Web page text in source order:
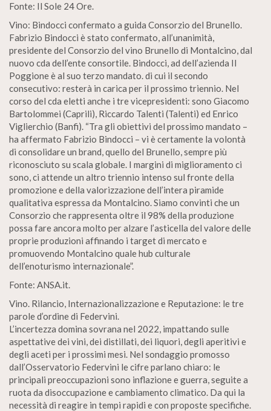
Fonte: Il Sole 24 Ore.
Vino: Bindocci confermato a guida Consorzio del Brunello.
Fabrizio Bindocci è stato confermato, all’unanimità,
presidente del Consorzio del vino Brunello di Montalcino, dal
nuovo cda dell’ente consortile. Bindocci, ad dell’azienda Il
Poggione è al suo terzo mandato. di cui il secondo
consecutivo: resterà in carica per il prossimo triennio. Nel
corso del cda eletti anche i tre vicepresidenti: sono Giacomo
Bartolommei (Caprili), Riccardo Talenti (Talenti) ed Enrico
Viglierchio (Banfi). “Tra gli obiettivi del prossimo mandato –
ha affermato Fabrizio Bindocci – vi è certamente la volontà
di consolidare un brand, quello del Brunello, sempre più
riconosciuto su scala globale. I margini di miglioramento ci
sono, ci attende un altro triennio intenso sul fronte della
promozione e della valorizzazione dell’intera piramide
qualitativa espressa da Montalcino. Siamo convinti che un
Consorzio che rappresenta oltre il 98% della produzione
possa fare ancora molto per alzare l’asticella del valore delle
proprie produzioni affinando i target di mercato e
promuovendo Montalcino quale hub culturale
dell’enoturismo internazionale”.
Fonte: ANSA.it.
Vino. Rilancio, Internazionalizzazione e Reputazione: le tre
parole d’ordine di Federvini.
L’incertezza domina sovrana nel 2022, impattando sulle
aspettative dei vini, dei distillati, dei liquori, degli aperitivi e
degli aceti per i prossimi mesi. Nel sondaggio promosso
dall’Osservatorio Federvini le cifre parlano chiaro: le
principali preoccupazioni sono inflazione e guerra, seguite a
ruota da disoccupazione e cambiamento climatico. Da qui la
necessità di reagire in tempi rapidi e con proposte specifiche.